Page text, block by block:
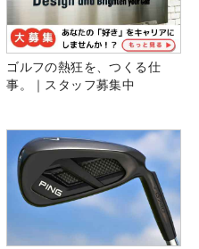
ゴルフの熱狂を、つくる仕
事。｜スタッフ募集中